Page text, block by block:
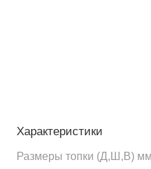
Характеристики
Размеры топки (Д,Ш,В) мм